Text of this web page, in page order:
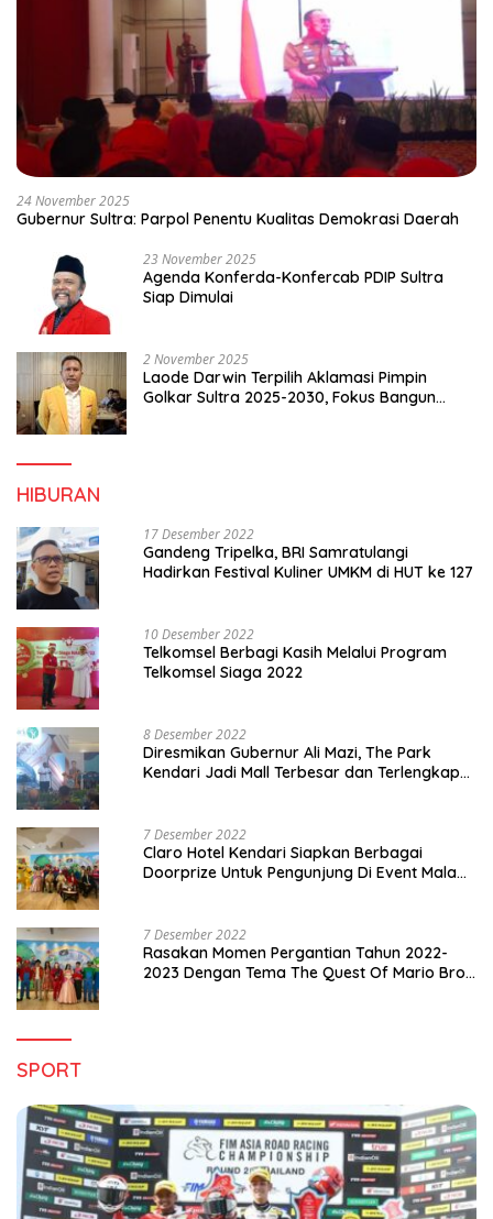
24 November 2025
Gubernur Sultra: Parpol Penentu Kualitas Demokrasi Daerah
23 November 2025
Agenda Konferda-Konfercab PDIP Sultra
Siap Dimulai
2 November 2025
Laode Darwin Terpilih Aklamasi Pimpin
Golkar Sultra 2025-2030, Fokus Bangun
HIBURAN
17 Desember 2022
Gandeng Tripelka, BRI Samratulangi
Hadirkan Festival Kuliner UMKM di HUT ke 127
10 Desember 2022
Telkomsel Berbagi Kasih Melalui Program
Telkomsel Siaga 2022
8 Desember 2022
Diresmikan Gubernur Ali Mazi, The Park
Kendari Jadi Mall Terbesar dan Terlengkap
7 Desember 2022
Claro Hotel Kendari Siapkan Berbagai
Doorprize Untuk Pengunjung Di Event Malam
7 Desember 2022
Rasakan Momen Pergantian Tahun 2022-
2023 Dengan Tema The Quest Of Mario Bros
SPORT